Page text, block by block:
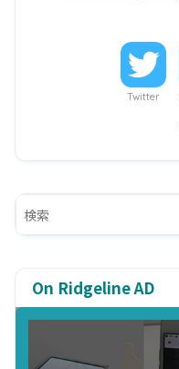
Twitter
On Ridgeline AD